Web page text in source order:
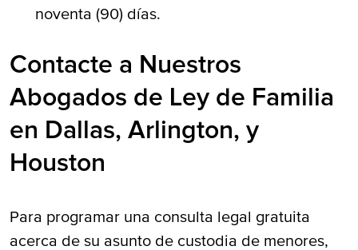
noventa (90) días.
Contacte a Nuestros
Abogados de Ley de Familia
en Dallas, Arlington, y
Houston
Para programar una consulta legal gratuita
acerca de su asunto de custodia de menores,